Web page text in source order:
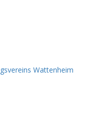
Wattenheim